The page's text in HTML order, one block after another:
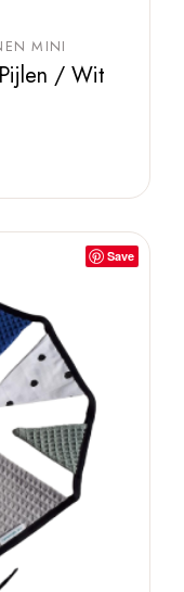
MINI
/ Wit
Save